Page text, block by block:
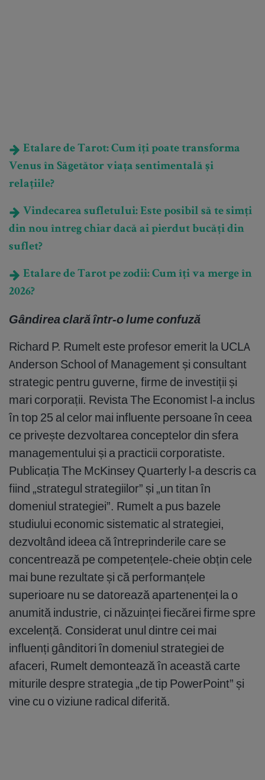
Etalare de Tarot: Cum îți poate transforma
Venus în Săgetător viața sentimentală și
relațiile?
Vindecarea sufletului: Este posibil să te simți
din nou întreg chiar dacă ai pierdut bucăți din
suflet?
Etalare de Tarot pe zodii: Cum îți va merge în
2026?
Gândirea clară într-o lume confuză
Richard P. Rumelt este profesor emerit la UCLA
Anderson School of Management și consultant
strategic pentru guverne, firme de investiții și
mari corporații. Revista The Economist l-a inclus
în top 25 al celor mai influente persoane în ceea
ce privește dezvoltarea conceptelor din sfera
managementului și a practicii corporatiste.
Publicația The McKinsey Quarterly l-a descris ca
fiind „strategul strategiilor” și „un titan în
domeniul strategiei”. Rumelt a pus bazele
studiului economic sistematic al strategiei,
dezvoltând ideea că întreprinderile care se
concentrează pe competențele-cheie obțin cele
mai bune rezultate și că performanțele
superioare nu se datorează apartenenței la o
anumită industrie, ci năzuinței fiecărei firme spre
excelență. Considerat unul dintre cei mai
influenți gânditori în domeniul strategiei de
afaceri, Rumelt demontează în această carte
miturile despre strategia „de tip PowerPoint” și
vine cu o viziune radical diferită.